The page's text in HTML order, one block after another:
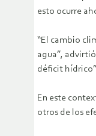
esto ocurre
“El cambio
agua”,
déficit
En este
otros de los